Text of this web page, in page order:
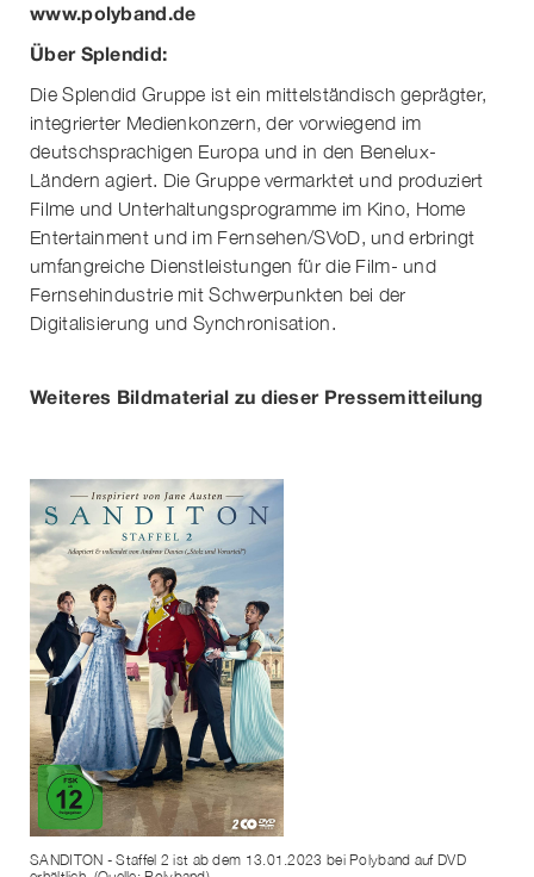
www.polyband.de
Über Splendid:
Die Splendid Gruppe ist ein mittelständisch geprägter,
integrierter Medienkonzern, der vorwiegend im
deutschsprachigen Europa und in den Benelux-
Ländern agiert. Die Gruppe vermarktet und produziert
Filme und Unterhaltungsprogramme im Kino, Home
Entertainment und im Fernsehen/SVoD, und erbringt
umfangreiche Dienstleistungen für die Film- und
Fernsehindustrie mit Schwerpunkten bei der
Digitalisierung und Synchronisation.
Weiteres Bildmaterial zu dieser Pressemitteilung
SANDITON - Staffel 2 ist ab dem 13.01.2023 bei Polyband auf DVD